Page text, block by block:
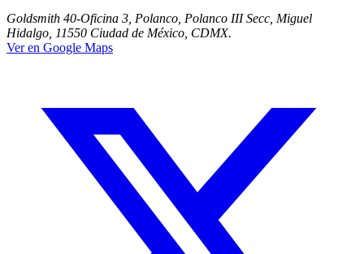
Goldsmith 40-Oficina 3, Polanco, Polanco III Secc, Miguel
Hidalgo, 11550 Ciudad de México, CDMX.
Ver en Google Maps